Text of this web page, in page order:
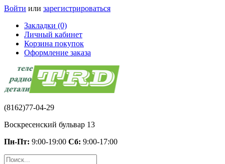
Войти или зарегистрироваться
Закладки (0)
Личный кабинет
Корзина покупок
Оформление заказа
(8162)77-04-29
Воскресенский бульвар 13
Пн-Пт: 9:00-19:00 Сб: 9:00-17:00